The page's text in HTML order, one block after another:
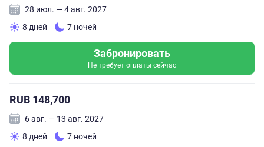
28 июл. — 4 авг. 2027
8 дней
7 ночей
Забронировать
Не требует оплаты сейчас
RUB 148,700
6 авг. — 13 авг. 2027
8 дней
7 ночей